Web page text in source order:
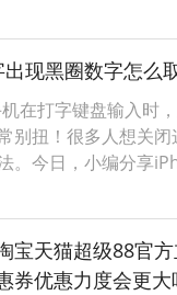
优惠。词令直达外
惊喜神券？1、手机
2、打开词令，输入
；3、搜索直达词令
现黑圈数字怎么
在打字键盘输入时
别扭！很多人想关闭
。今日，小编分享
色背景输入框。
景的输入框怎么关
】，并找到【辅助功
盘与键入
宝天猫超级88官
券优惠力度会更大